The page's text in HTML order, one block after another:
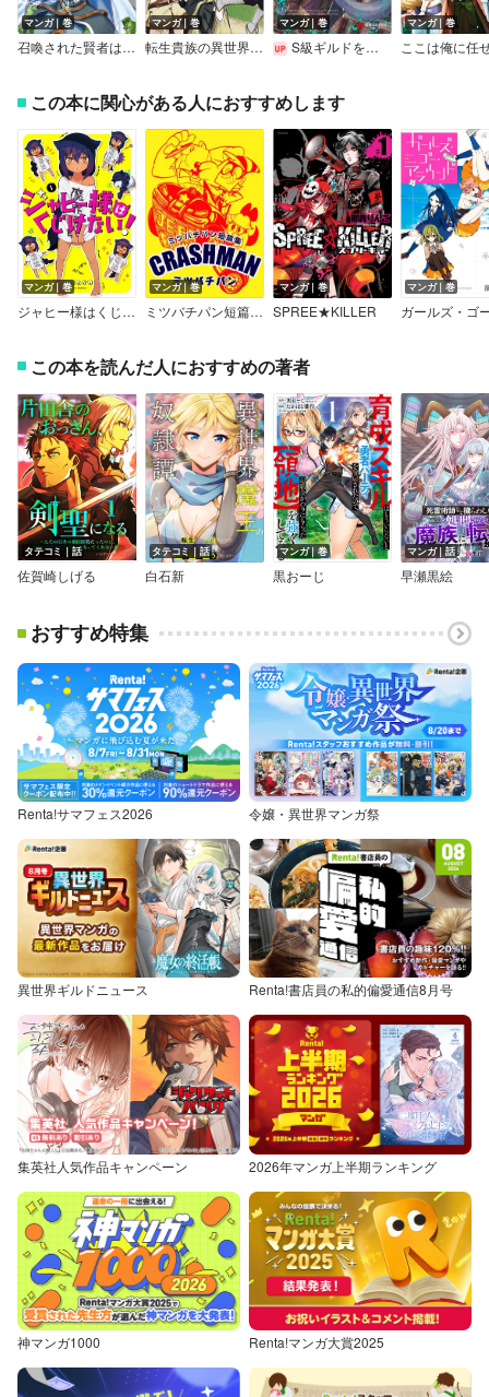
マンガ｜巻
召喚された賢者は異世界を往く ～最強なのは不要在庫のアイテムでした～
マンガ｜巻
転生貴族の異世界冒険録
マンガ｜巻
S級ギルドを追放されたけど、実は俺だけドラゴンの言葉がわかるので、気付いたときには竜騎士の頂点を極めてました。
マンガ｜巻
この本に関心がある人におすすめします
マンガ｜巻
ジャヒー様はくじけない！【特典付き】
マンガ｜巻
ミツバチパン短篇集 CRASHMAN
マンガ｜巻
SPREE★KILLER
マンガ｜巻
この本を読んだ人におすすめの著者
タテコミ｜話
佐賀崎しげる
タテコミ｜話
白石新
マンガ｜巻
黒おーじ
マンガ｜話
早瀬黒絵
おすすめ特集
Renta!サマフェス2026 令嬢・異世界マンガ祭
異世界ギルドニュース Renta!書店員の私的偏愛通信8月号
集英社人気作品キャンペーン 2026年マンガ上半期ランキング
神マンガ1000 Renta!マンガ大賞2025